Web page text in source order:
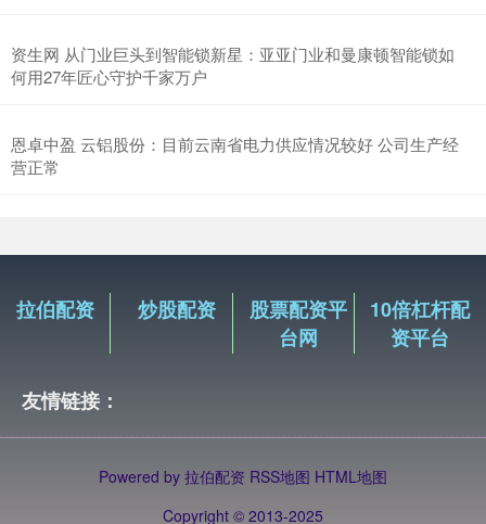
资生网 从门业巨头到智能锁新星：亚亚门业和曼康顿智能锁如
何用27年匠心守护千家万户
恩卓中盈 云铝股份：目前云南省电力供应情况较好 公司生产经
营正常
拉伯配资 炒股配资
股票配资平
台网
10倍杠杆配
资平台
友情链接：
Powered by 拉伯配资 RSS地图 HTML地图
Copyright © 2013-2025